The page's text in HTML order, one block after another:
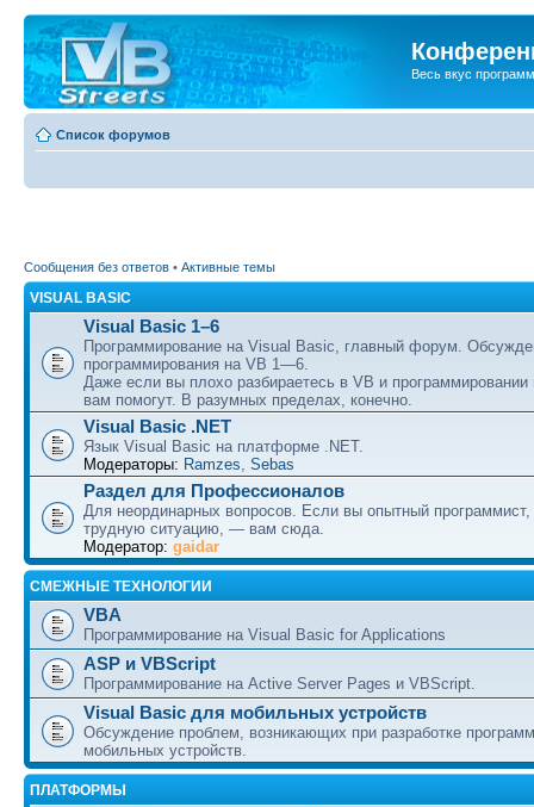
Весь вкус
Список форумов
Сообщения без ответов • Активные темы
VISUAL BASIC
Visual Basic 1–6
Программирование на Visual Basic, главный форум.
программирования на VB 1—6.
Даже если вы плохо разбираетесь в VB и
вам помогут. В разумных пределах, конечно.
Visual Basic .NET
Язык Visual Basic на платформе .NET.
Модераторы: Ramzes, Sebas
Раздел для Профессионалов
Для неординарных вопросов. Если вы опытный
трудную ситуацию, — вам сюда.
Модератор: gaidar
СМЕЖНЫЕ ТЕХНОЛОГИИ
VBA
Программирование на Visual Basic for Applications
ASP и VBScript
Программирование на Active Server Pages и VBScript.
Visual Basic для мобильных устройств
Обсуждение проблем, возникающих при разработке
мобильных устройств.
ПЛАТФОРМЫ